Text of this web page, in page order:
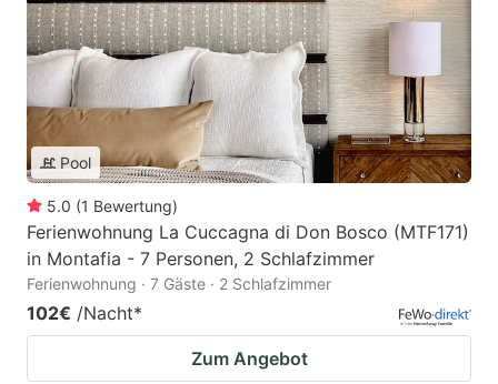
Pool
5.0 (1 Bewertung)
Ferienwohnung La Cuccagna di Don Bosco (MTF171)
in Montafia - 7 Personen, 2 Schlafzimmer
Ferienwohnung · 7 Gäste · 2 Schlafzimmer
102€ /Nacht*
Zum Angebot